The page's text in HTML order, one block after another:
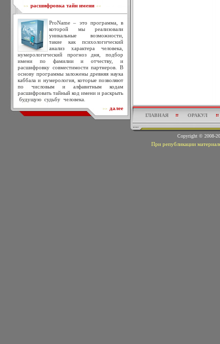
>> расшифровка тайн имени <<
ProName – это программа, в
которой мы реализовали
уникальные возможности,
такие как психологический
анализ характера человека,
нумерологический прогноз дня, подбор
имени по фамилии и отчеству, и
расшифровку совместимости партнеров. В
основу программы заложены древняя наука
каббала и нумерология, которые позволяют
по числовым и алфавитным кодам
расшифровать тайный код имени и раскрыть
будущую судьбу человека.
>> далее
ГЛАВНАЯ ОРАКУЛ
Copyright © 2008-
При републикации